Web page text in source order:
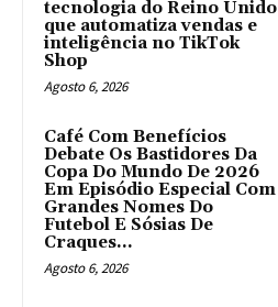
tecnologia do Reino Unido
que automatiza vendas e
inteligência no TikTok
Shop
Agosto 6, 2026
Café Com Benefícios
Debate Os Bastidores Da
Copa Do Mundo De 2026
Em Episódio Especial Com
Grandes Nomes Do
Futebol E Sósias De
Craques...
Agosto 6, 2026